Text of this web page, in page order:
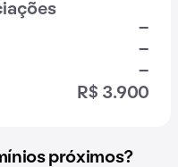
-
-
-
R$ 3.900
próximos?